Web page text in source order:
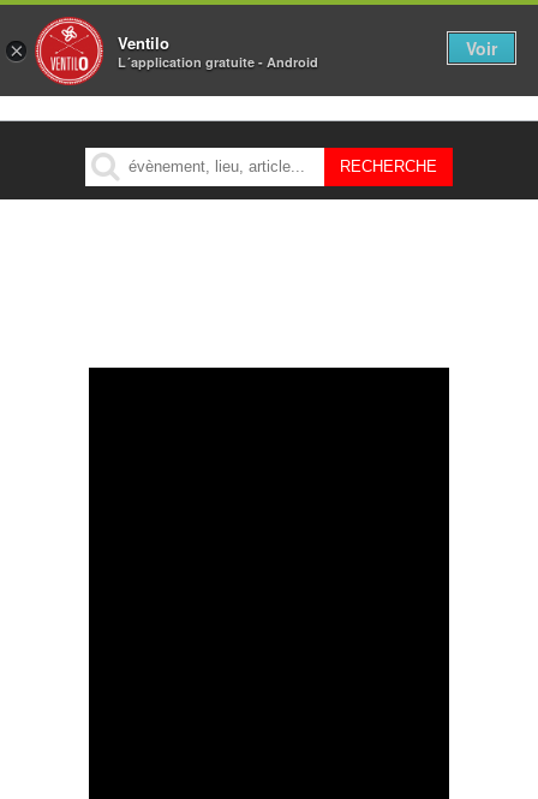
MENU
× Ventilo
L´application gratuite - Android
Voir